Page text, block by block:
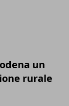
un
rurale